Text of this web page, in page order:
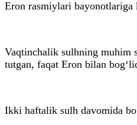
Eron rasmiylari bayonotlariga
Vaqtinchalik sulhning muhim
tutgan, faqat Eron bilan
Ikki haftalik sulh davomida